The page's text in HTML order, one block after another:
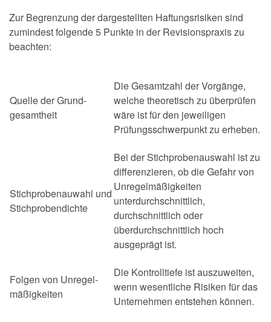
Zur Begrenzung der dargestellten Haftungsrisiken sind
zumindest folgende 5 Punkte in der Revisionspraxis zu
beachten:
Quelle der Grund-
gesamtheit
Die Gesamtzahl der Vorgänge,
welche theoretisch zu überprüfen
wäre ist für den jeweiligen
Prüfungsschwerpunkt zu erheben.
Stichprobenauwahl und
Stichprobendichte
Bei der Stichprobenauswahl ist zu
differenzieren, ob die Gefahr von
Unregelmäßigkeiten
unterdurchschnittlich,
durchschnittlich oder
überdurchschnittlich hoch
ausgeprägt ist.
Folgen von Unregel-
mäßigkeiten
Die Kontrolltiefe ist auszuweiten,
wenn wesentliche Risiken für das
Unternehmen entstehen können.